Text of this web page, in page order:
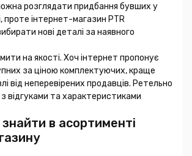
розглядати придбання бувших у
проте інтернет-магазин PTR
нові деталі за наявного
на якості. Хоч інтернет пропонує
за ціною комплектуючих, краще
від неперевірених продавців. Ретельно
відгуками та характеристиками
в асортименті